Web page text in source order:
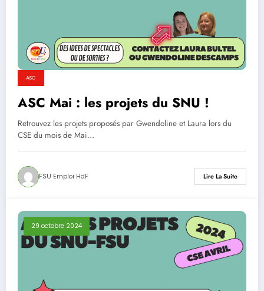
ASC
ASC Mai : les projets du SNU !
Retrouvez les projets proposés par Gwendoline et Laura lors du
CSE du mois de Mai…
FSU Emploi HdF Lire La Suite
29 octobre 2024